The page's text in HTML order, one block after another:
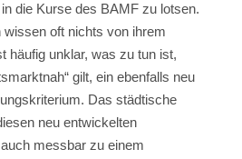
die Kurse des BAMF zu lotsen.
wissen oft nichts von ihrem
häufig unklar, was zu tun ist,
gilt, ein ebenfalls neu
Das städtische
neu entwickelten
messbar zu einem